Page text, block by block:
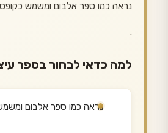
נראה כמו ספר אלבום ומשמש
.
למה כדאי לבחור בספר
נראה כמו ספר אלבום